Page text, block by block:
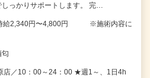
っかりサポートします。 完…
時給2,340円〜4,800円 ※施術内容に
匂
店／10：00～24：00 ★週1～、1日4h